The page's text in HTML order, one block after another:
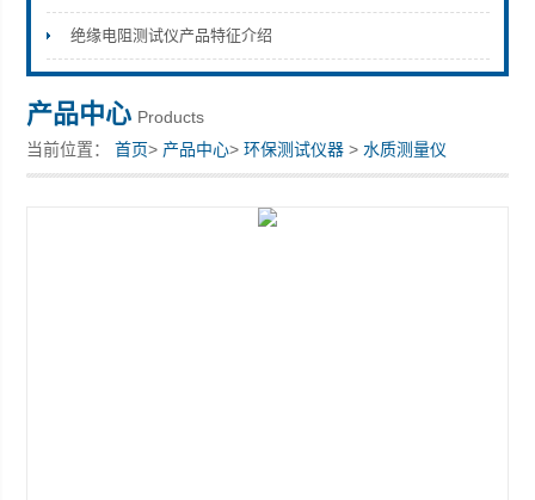
绝缘电阻测试仪产品特征介绍
产品中心 Products
当前位置：首页> 产品中心>环保测试仪器 > 水质测量仪